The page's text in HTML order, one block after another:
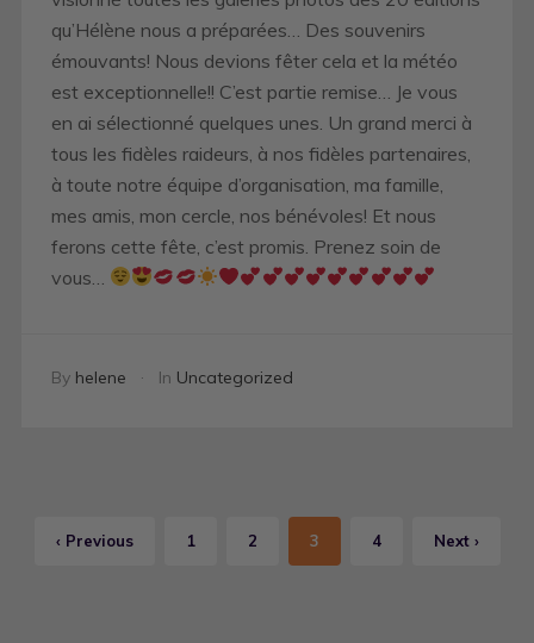
qu’Hélène nous a préparées… Des souvenirs
émouvants! Nous devions fêter cela et la météo
est exceptionnelle!! C’est partie remise… Je vous
en ai sélectionné quelques unes. Un grand merci à
tous les fidèles raideurs, à nos fidèles partenaires,
à toute notre équipe d’organisation, ma famille,
mes amis, mon cercle, nos bénévoles! Et nous
ferons cette fête, c’est promis. Prenez soin de
vous…
By helene In Uncategorized
‹ Previous 1 2 3 4 Next ›